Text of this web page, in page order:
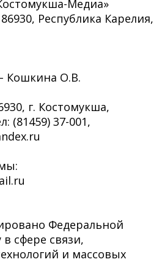
Медиа»
Республика Карелия,
Кошкина О.В.
г. Костомукша,
(81459) 37-001,
Федеральной
сфере связи,
и массовых